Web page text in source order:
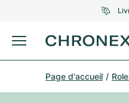
Acheter une montre
UNE SÉLECTION D'EXCEPTION
UNE SÉLECTION D'EXCEPTION
Page d'accueil